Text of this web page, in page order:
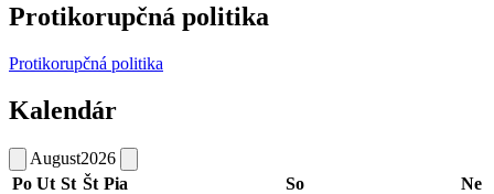
Protikorupčná politika
Protikorupčná politika
Kalendár
August2026
Po Ut St Št Pia So Ne